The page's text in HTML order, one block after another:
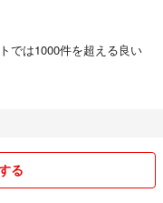
では1000件を超える良い
る